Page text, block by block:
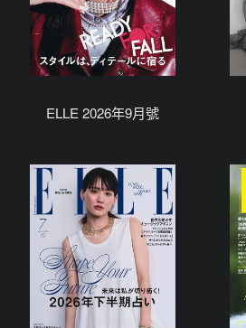
ELLE 2026年9月號